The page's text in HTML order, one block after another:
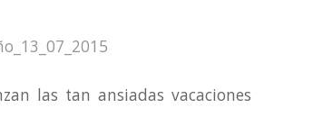
las tan ansiadas vacaciones